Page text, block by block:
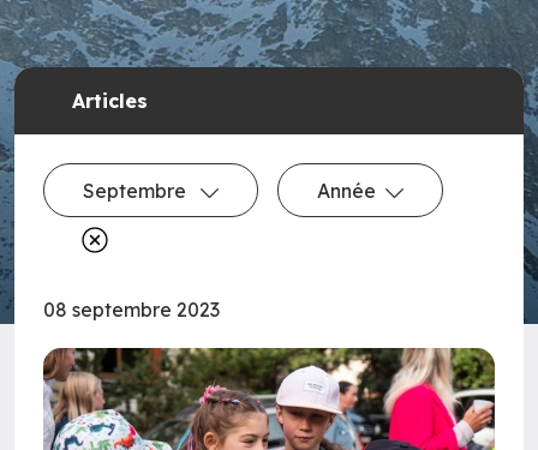
Articles
Septembre Année
08 septembre 2023